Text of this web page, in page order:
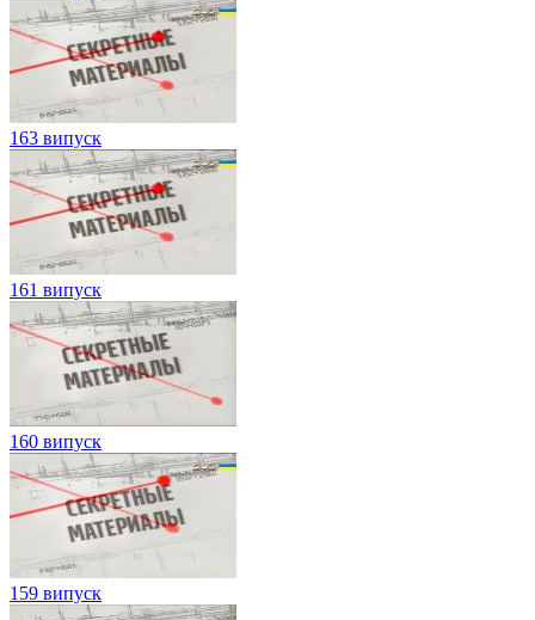
163 випуск
161 випуск
160 випуск
159 випуск